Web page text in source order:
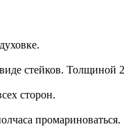
стейков. Толщиной
сторон.
промариноваться.